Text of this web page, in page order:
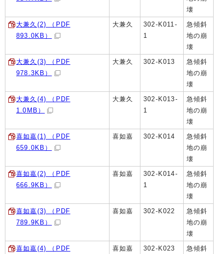
壊
大兼久(2) （PDF
893.0KB）
大兼久
302-K011-
1
急傾斜
地の崩
壊
大兼久(3) （PDF
978.3KB）
大兼久 302-K013
急傾斜
地の崩
壊
大兼久(4) （PDF
1.0MB）
大兼久
302-K013-
1
急傾斜
地の崩
壊
喜如嘉(1) （PDF
659.0KB）
喜如嘉 302-K014
急傾斜
地の崩
壊
喜如嘉(2) （PDF
666.9KB）
喜如嘉
302-K014-
1
急傾斜
地の崩
壊
喜如嘉(3) （PDF
789.9KB）
喜如嘉 302-K022
急傾斜
地の崩
壊
喜如嘉(4) （PDF
喜如嘉 302-K023
急傾斜